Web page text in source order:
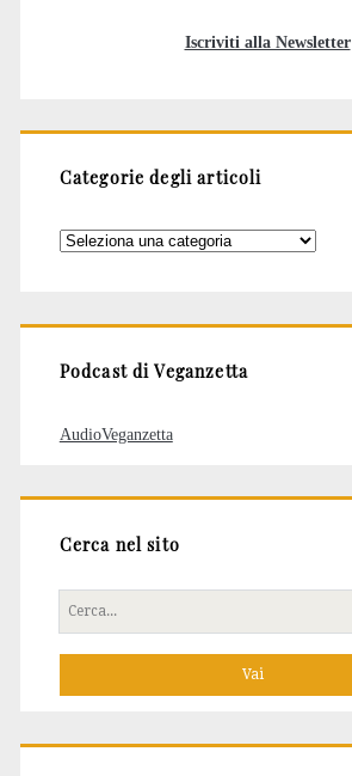
Iscriviti alla Newsletter
Categorie degli articoli
Categorie
Podcast di Veganzetta
AudioVeganzetta
Cerca nel sito
Cerca
per: